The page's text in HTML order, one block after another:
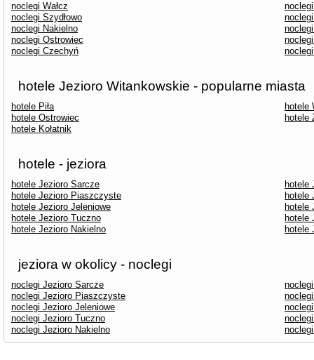
noclegi Wałcz
noclegi
noclegi Szydłowo
noclegi Nakielno
noclegi Ostrowiec
noclegi Czechyń
hotele Jezioro Witankowskie - popularne miasta
hotele Piła
hotele
hotele Ostrowiec
hotele
hotele Kołatnik
hotele - jeziora
hotele Jezioro Sarcze
hotele
hotele Jezioro Piaszczyste
hotele
hotele Jezioro Jeleniowe
hotele
hotele Jezioro Tuczno
hotele
hotele Jezioro Nakielno
hotele
jeziora w okolicy - noclegi
noclegi Jezioro Sarcze
noclegi Jezioro Piaszczyste
noclegi Jezioro Jeleniowe
noclegi Jezioro Tuczno
noclegi Jezioro Nakielno